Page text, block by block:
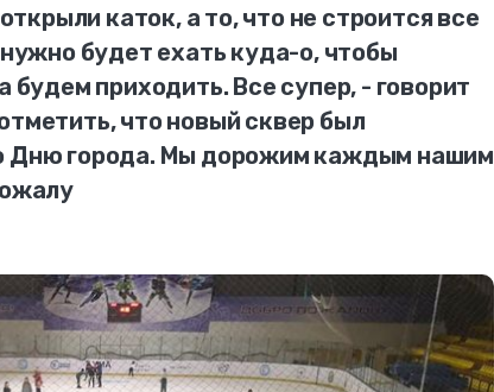
каток, а то, что не строится все
будет ехать куда-о, чтобы
приходить. Все супер, - говорит
что новый сквер был
Дню города. Мы дорожим каждым нашим